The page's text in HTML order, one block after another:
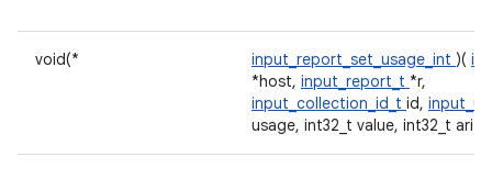
void(* input_report_set_usage_int )(
*host, input_report_t *r,
input_collection_id_t id,
usage, int32_t value, int32_t